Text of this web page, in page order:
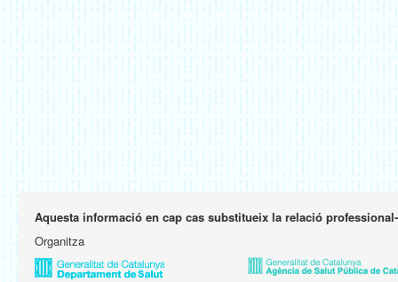
Aquesta informació en cap cas substitueix la relació
Organitza